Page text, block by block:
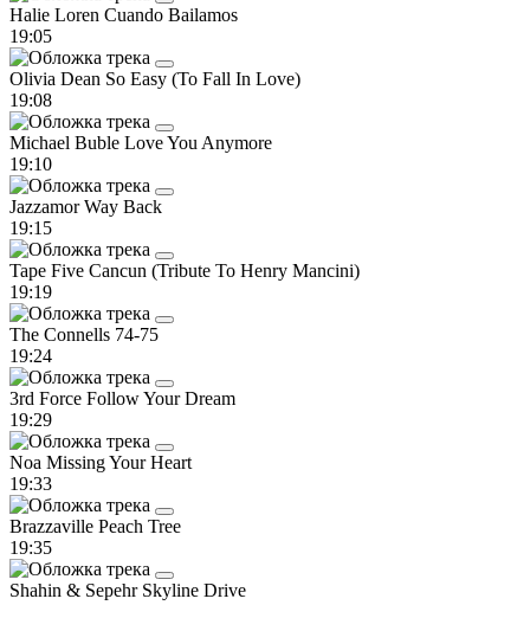
Halie Loren Cuando Bailamos
19:05
Olivia Dean So Easy (To Fall In Love)
19:08
Michael Buble Love You Anymore
19:10
JazzamorWay Back
19:15
Tape Five Cancun (Tribute To Henry Mancini)
19:19
The Connells 74-75
19:24
3rd Force Follow Your Dream
19:29
Noa Missing Your Heart
19:33
Brazzaville Peach Tree
19:35
Shahin & Sepehr Skyline Drive